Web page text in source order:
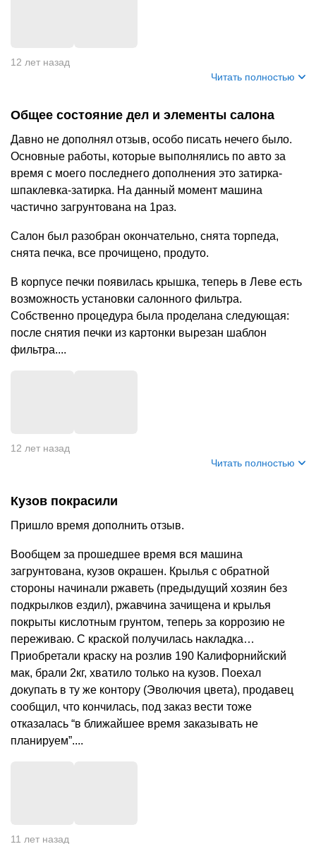
12 лет назад
Читать полностью
Общее состояние дел и элементы салона
Давно не дополнял отзыв, особо писать нечего было.
Основные работы, которые выполнялись по авто за
время с моего последнего дополнения это затирка-
шпаклевка-затирка. На данный момент машина
частично загрунтована на 1раз.
Салон был разобран окончательно, снята торпеда,
снята печка, все прочищено, продуто.
В корпусе печки появилась крышка, теперь в Леве есть
возможность установки салонного фильтра.
Собственно процедура была проделана следующая:
после снятия печки из картонки вырезан шаблон
фильтра....
12 лет назад
Читать полностью
Кузов покрасили
Пришло время дополнить отзыв.
Вообщем за прошедшее время вся машина
загрунтована, кузов окрашен. Крылья с обратной
стороны начинали ржаветь (предыдущий хозяин без
подкрылков ездил), ржавчина зачищена и крылья
покрыты кислотным грунтом, теперь за коррозию не
переживаю. С краской получилась накладка…
Приобретали краску на розлив 190 Калифорнийский
мак, брали 2кг, хватило только на кузов. Поехал
докупать в ту же контору (Эволючия цвета), продавец
сообщил, что кончилась, под заказ вести тоже
отказалась “в ближайшее время заказывать не
планируем”....
11 лет назад